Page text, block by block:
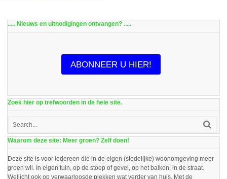
..... Nieuws en uitnodigingen ontvangen? .....
ABONNEER U HIER!
Zoek hier op trefwoorden in de hele site.
Waarom deze site: Meer groen? Zelf doen!
Deze site is voor iedereen die in de eigen (stedelijke) woonomgeving meer
groen wil. In eigen tuin, op de stoep of gevel, op het balkon, in de straat.
Wellicht ook op verwaarloosde plekken wat verder van huis. Met de